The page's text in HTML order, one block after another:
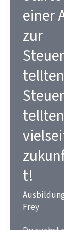
einer
zur
t!
Frey